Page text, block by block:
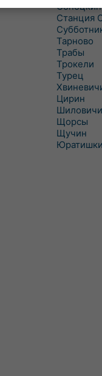
Сопоцкин
Станция
Тарново
Трабы
Трокели
Турец
Цирин
Шиловичи
Щорсы
Щучин
Юратишки